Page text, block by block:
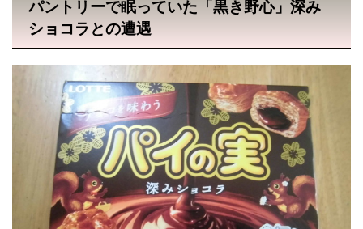
パントリーで眠っていた「黒き野心」深み
ショコラとの遭遇